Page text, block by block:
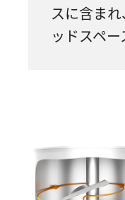
スに含ま
ッドスペー